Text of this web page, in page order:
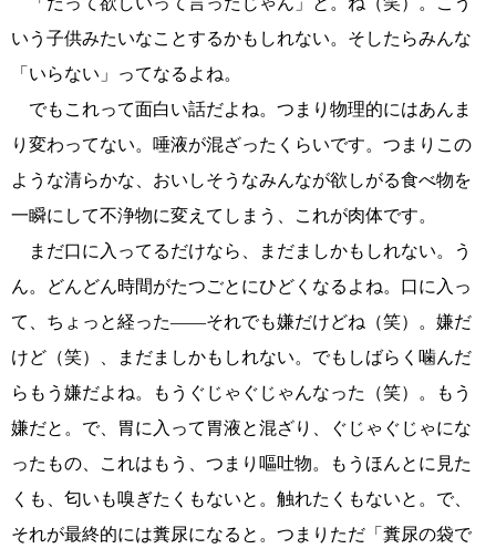
いう子供みたいなことするかもしれない。そしたらみんな
「いらない」ってなるよね。
でもこれって面白い話だよね。つまり物理的にはあんま
り変わってない。唾液が混ざったくらいです。つまりこの
ような清らかな、おいしそうなみんなが欲しがる食べ物を
一瞬にして不浄物に変えてしまう、これが肉体です。
まだ口に入ってるだけなら、まだましかもしれない。う
ん。どんどん時間がたつごとにひどくなるよね。口に入っ
て、ちょっと経った――それでも嫌だけどね（笑）。嫌だ
けど（笑）、まだましかもしれない。でもしばらく噛んだ
らもう嫌だよね。もうぐじゃぐじゃんなった（笑）。もう
嫌だと。で、胃に入って胃液と混ざり、ぐじゃぐじゃにな
ったもの、これはもう、つまり嘔吐物。もうほんとに見た
くも、匂いも嗅ぎたくもないと。触れたくもないと。で、
それが最終的には糞尿になると。つまりただ「糞尿の袋で